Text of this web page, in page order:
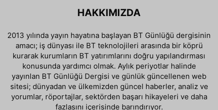
HAKKIMIZDA
2013 yılında yayın hayatına başlayan BT Günlüğü dergisinin
amacı; iş dünyası ile BT teknolojileri arasında bir köprü
kurarak kurumların BT yatırımlarını doğru yapılandırması
konusunda yardımcı olmak. Aylık periyotlar halinde
yayınlan BT Günlüğü Dergisi ve günlük güncellenen web
sitesi; dünyadan ve ülkemizden güncel haberler, analiz ve
yorumlar, röportajlar, sektörden başarı hikayeleri ve daha
fazlasını içerisinde barındırıyor.